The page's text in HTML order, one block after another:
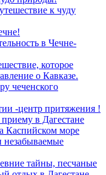
к чуду
в Чечне-
которое
о Кавказе.
чеченского
-центр притяжения !
в Дагестане
Каспийском море
незабываемые
тайны, песчаные